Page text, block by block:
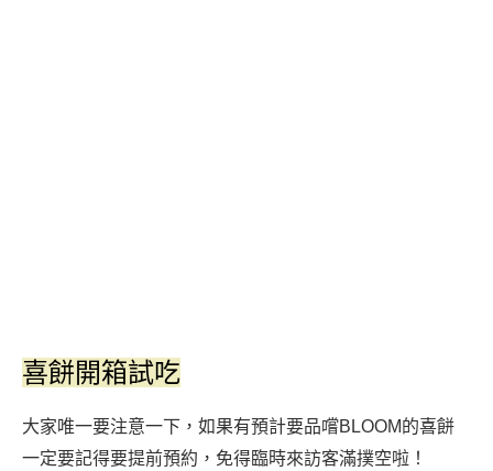
喜餅開箱試吃
大家唯一要注意一下，如果有預計要品嚐BLOOM的喜餅
一定要記得要提前預約，免得臨時來訪客滿撲空啦！